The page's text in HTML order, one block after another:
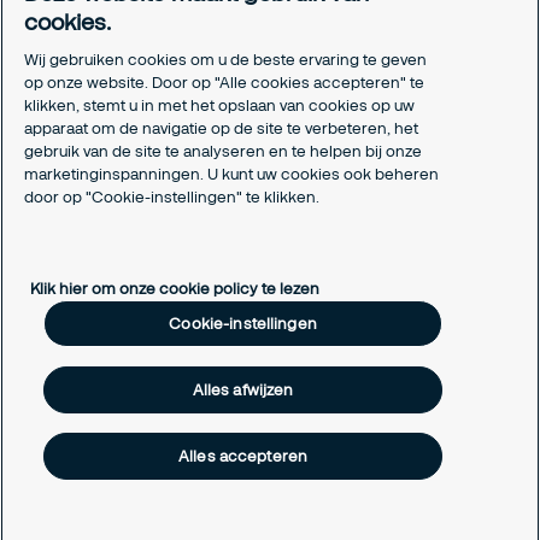
Aanmeldformulieren installatiepartners
Juridisch
Privacyverklaring
Algemene voorwaarden
Responsible disclosure
Cookie-instellingen
Copyright © 2026 Securitas Nederland
cookies.
Wij gebruiken cookies om u de beste ervaring te geven
op onze website. Door op "Alle cookies accepteren" te
klikken, stemt u in met het opslaan van cookies op uw
apparaat om de navigatie op de site te verbeteren, het
gebruik van de site te analyseren en te helpen bij onze
marketinginspanningen. U kunt uw cookies ook beheren
door op "Cookie-instellingen" te klikken.
Klik hier om onze cookie policy te lezen
Cookie-instellingen
Alles afwijzen
Alles accepteren